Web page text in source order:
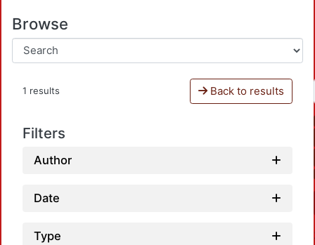
Browse
1 results Back to results
Filters
Author
Date
Type